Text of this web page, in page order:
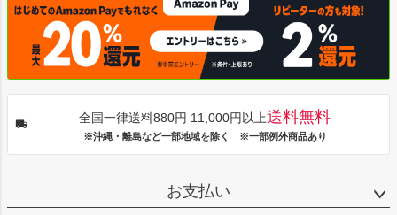
全国一律送料880円 11,000円以上送料無料
※沖縄・離島など一部地域を除く ※一部例外商品あり
お支払い